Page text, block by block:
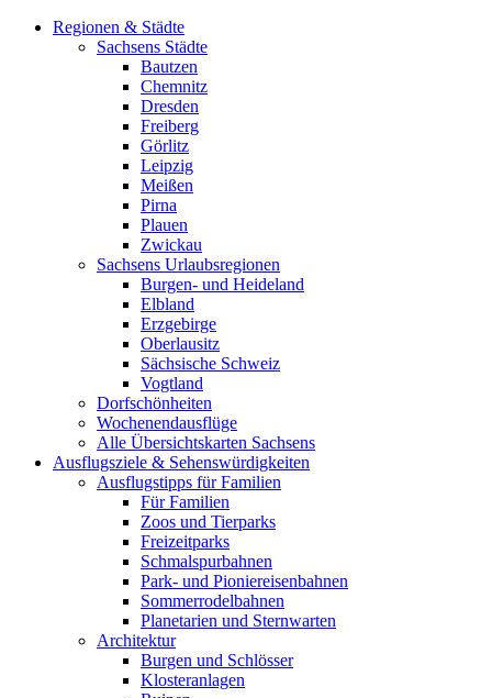
Regionen & Städte
Sachsens Städte
Bautzen
Chemnitz
Dresden
Freiberg
Görlitz
Leipzig
Meißen
Pirna
Plauen
Zwickau
Sachsens Urlaubsregionen
Burgen- und Heideland
Elbland
Erzgebirge
Oberlausitz
Sächsische Schweiz
Vogtland
Dorfschönheiten
Wochenendausflüge
Alle Übersichtskarten Sachsens
Ausflugsziele & Sehenswürdigkeiten
Ausflugstipps für Familien
Für Familien
Zoos und Tierparks
Freizeitparks
Schmalspurbahnen
Park- und Pioniereisenbahnen
Sommerrodelbahnen
Planetarien und Sternwarten
Architektur
Burgen und Schlösser
Klosteranlagen